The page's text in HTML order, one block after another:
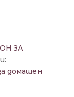
ЗА
домашен